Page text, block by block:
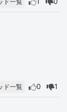
ド一覧
ド一覧 0 1